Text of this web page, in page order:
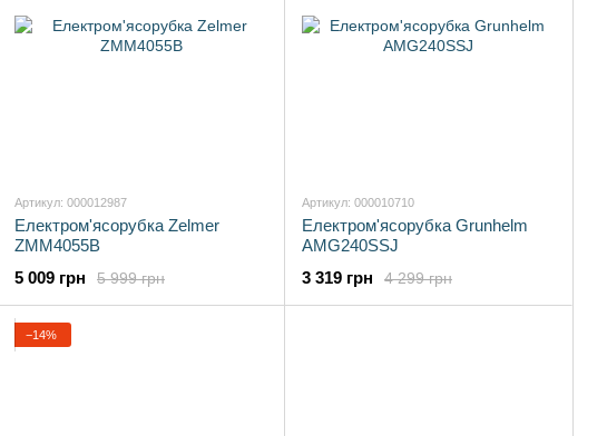
Артикул: 000012987
Електром'ясорубка Zelmer
ZMM4055B
5 999 грн
5 009 грн
Артикул: 000010710
Електром'ясорубка Grunhelm
AMG240SSJ
4 299 грн
3 319 грн
−14%